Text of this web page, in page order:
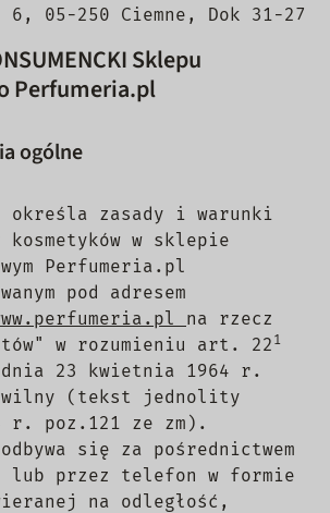
6, 05-250 Ciemne, Dok 31-27
Sklepu
Perfumeria.pl
ogólne
określa zasady i warunki
kosmetyków w sklepie
Perfumeria.pl
pod adresem
na rzecz
w rozumieniu art. 22 1
23 kwietnia 1964 r.
(tekst jednolity
r. poz.121 ze zm).
się za pośrednictwem
lub przez telefon w formie
na odległość,